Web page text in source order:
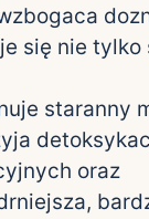
się nie tylko
staranny
oraz